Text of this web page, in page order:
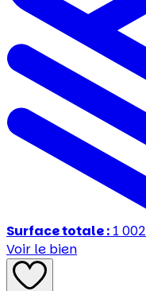
Surface totale : 1 002
Voir le bien